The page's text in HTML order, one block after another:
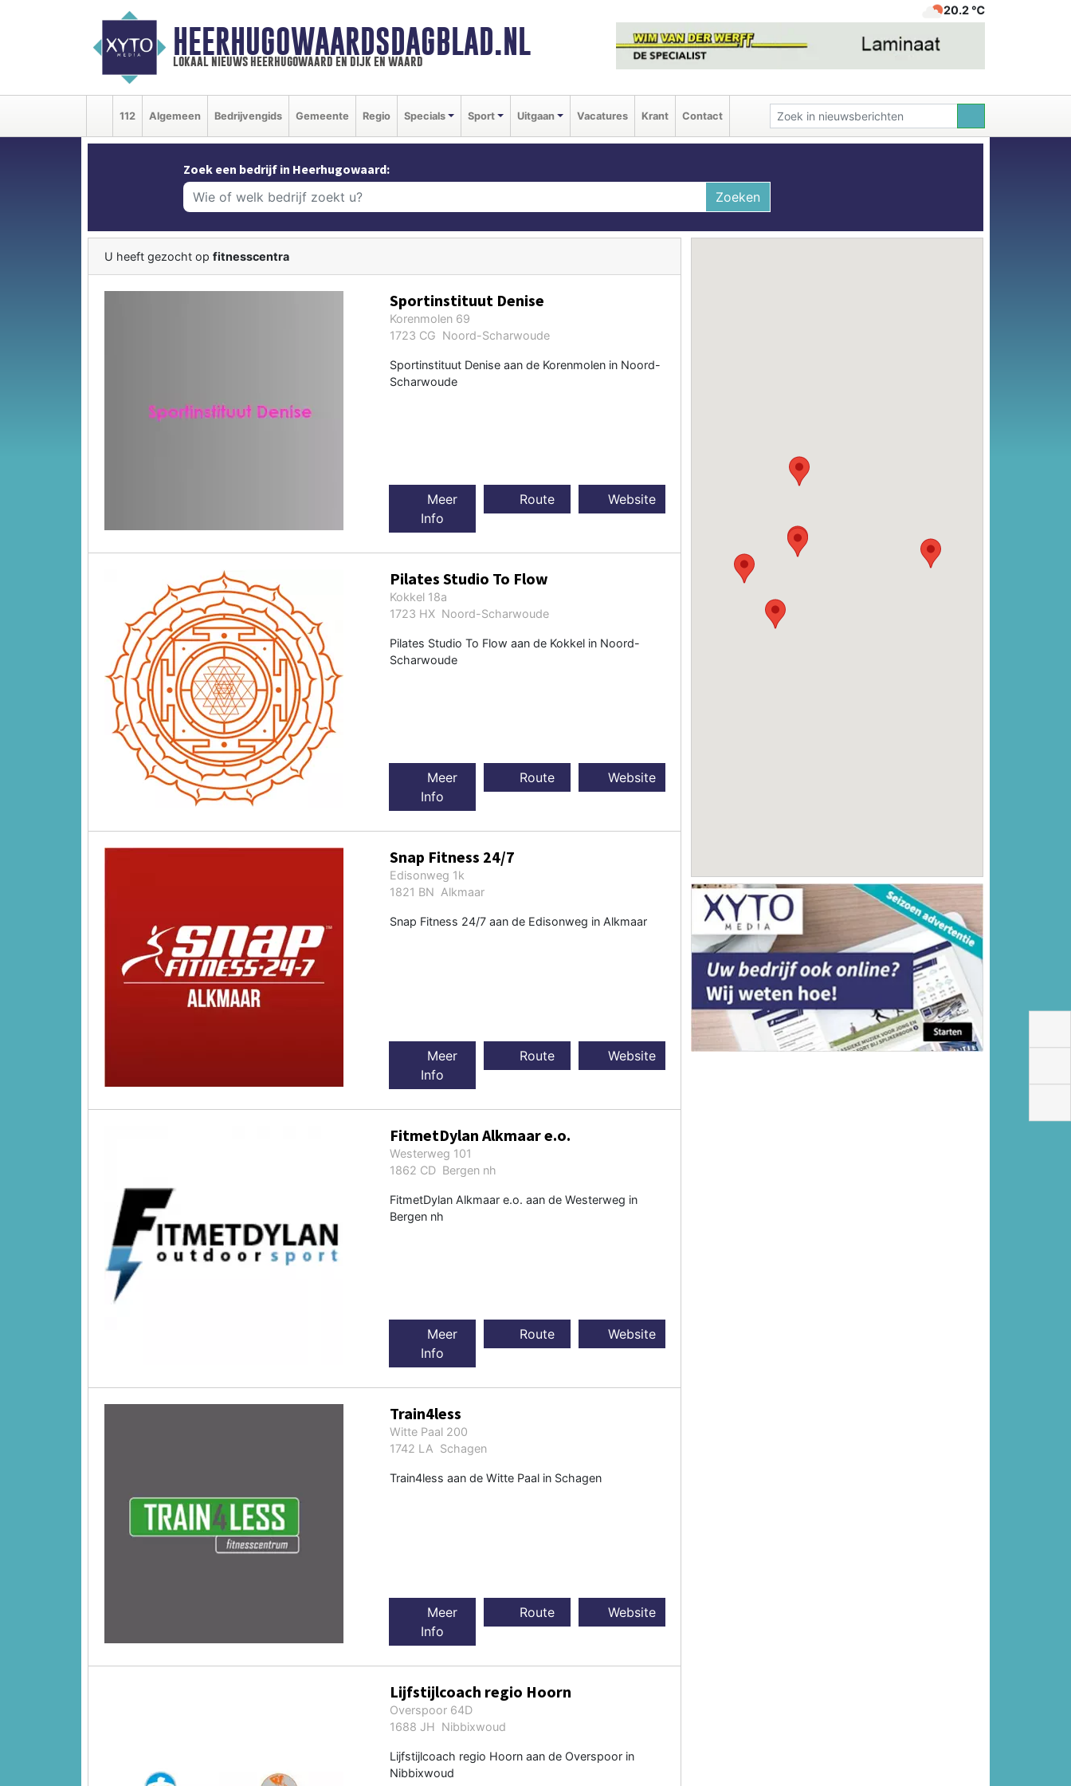
HEERHUGOWAARDSDAGBLAD.NL
lokaal nieuws heerhugowaard en dijk en waard
20.2 ℃
112 Algemeen Bedrijvengids Gemeente Regio Specials Sport Uitgaan Vacatures Krant Contact
Zoek een bedrijf in Heerhugowaard:
Zoeken
U heeft gezocht op fitnesscentra
Sportinstituut Denise
Korenmolen 69
1723 CG Noord-Scharwoude
Sportinstituut Denise aan de Korenmolen in Noord-
Scharwoude
Meer
Info
Route Website
Pilates Studio To Flow
Kokkel 18a
1723 HX Noord-Scharwoude
Pilates Studio To Flow aan de Kokkel in Noord-
Scharwoude
Meer
Info
Route Website
Snap Fitness 24/7
Edisonweg 1k
1821 BN Alkmaar
Snap Fitness 24/7 aan de Edisonweg in Alkmaar
Meer
Info
Route Website
FitmetDylan Alkmaar e.o.
Westerweg 101
1862 CD Bergen nh
FitmetDylan Alkmaar e.o. aan de Westerweg in
Bergen nh
Meer
Info
Route Website
Train4less
Witte Paal 200
1742 LA Schagen
Train4less aan de Witte Paal in Schagen
Meer
Info
Route Website
Lijfstijlcoach regio Hoorn
Overspoor 64D
1688 JH Nibbixwoud
Lijfstijlcoach regio Hoorn aan de Overspoor in
Nibbixwoud